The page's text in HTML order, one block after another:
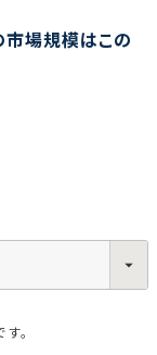
場規模はこの
。